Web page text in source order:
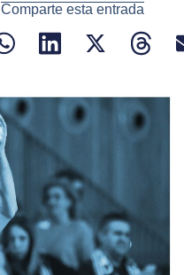
Comparte esta entrada